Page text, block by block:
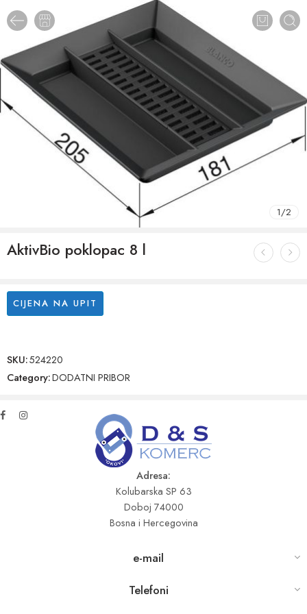
1/2
AktivBio poklopac 8 l
CIJENA NA UPIT
SKU:524220
Category:DODATNI PRIBOR
Adresa:
Kolubarska SP 63
Doboj 74000
Bosna i Hercegovina
e-mail
Telefoni